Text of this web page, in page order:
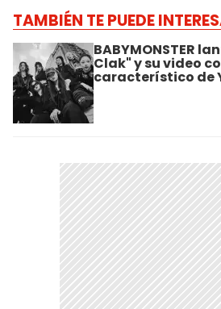
TAMBIÉN TE PUEDE
BABYMONSTER
Clak" y su video
característico de